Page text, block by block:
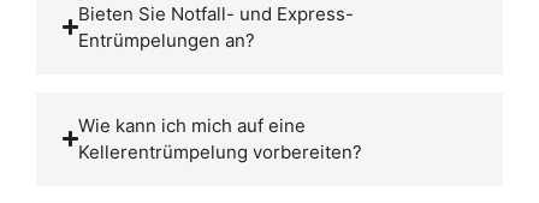
Bieten Sie Notfall- und Express-
Entrümpelungen an?
Wie kann ich mich auf eine
Kellerentrümpelung vorbereiten?